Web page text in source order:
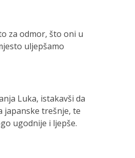
za odmor, što oni u
uljepšamo
Luka, istakavši da
japanske trešnje, te
ugodnije i ljepše.